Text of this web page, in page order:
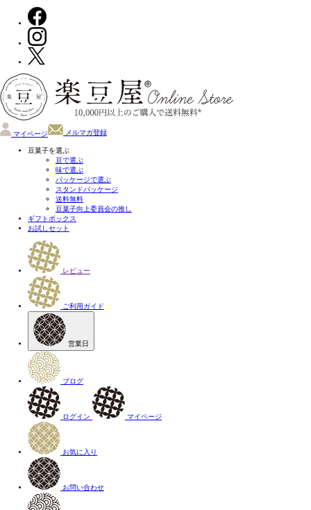
マイページ メルマガ登録
豆菓子を選ぶ
豆で選ぶ
味で選ぶ
パッケージで選ぶ
スタンドパッケージ
送料無料
豆菓子向上委員会の推し
ギフトボックス
お試しセット
レビュー
ご利用ガイド
営業日
ブログ
ログイン マイページ
お気に入り
お問い合わせ